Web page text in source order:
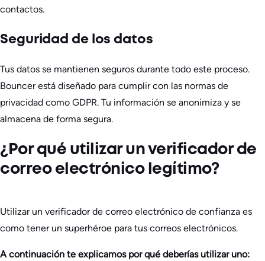
contactos.
Seguridad de los datos
Tus datos se mantienen seguros durante todo este proceso.
Bouncer está diseñado para cumplir con las normas de
privacidad como GDPR. Tu información se anonimiza y se
almacena de forma segura.
¿Por qué utilizar un verificador de
correo electrónico legítimo?
Utilizar un verificador de correo electrónico de confianza es
como tener un superhéroe para tus correos electrónicos.
A continuación te explicamos por qué deberías utilizar uno: